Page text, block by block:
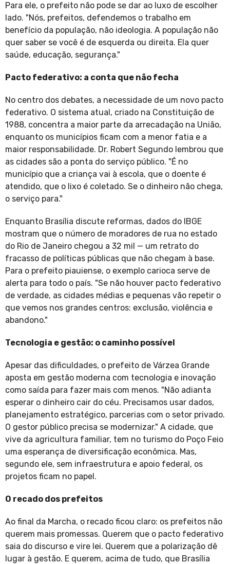
Para ele, o prefeito não pode se dar ao luxo de escolher
lado. "Nós, prefeitos, defendemos o trabalho em
benefício da população, não ideologia. A população não
quer saber se você é de esquerda ou direita. Ela quer
saúde, educação, segurança."
Pacto federativo: a conta que não fecha
No centro dos debates, a necessidade de um novo pacto
federativo. O sistema atual, criado na Constituição de
1988, concentra a maior parte da arrecadação na União,
enquanto os municípios ficam com a menor fatia e a
maior responsabilidade. Dr. Robert Segundo lembrou que
as cidades são a ponta do serviço público. "É no
município que a criança vai à escola, que o doente é
atendido, que o lixo é coletado. Se o dinheiro não chega,
o serviço para."
Enquanto Brasília discute reformas, dados do IBGE
mostram que o número de moradores de rua no estado
do Rio de Janeiro chegou a 32 mil — um retrato do
fracasso de políticas públicas que não chegam à base.
Para o prefeito piauiense, o exemplo carioca serve de
alerta para todo o país. "Se não houver pacto federativo
de verdade, as cidades médias e pequenas vão repetir o
que vemos nos grandes centros: exclusão, violência e
abandono."
Tecnologia e gestão: o caminho possível
Apesar das dificuldades, o prefeito de Várzea Grande
aposta em gestão moderna com tecnologia e inovação
como saída para fazer mais com menos. "Não adianta
esperar o dinheiro cair do céu. Precisamos usar dados,
planejamento estratégico, parcerias com o setor privado.
O gestor público precisa se modernizar." A cidade, que
vive da agricultura familiar, tem no turismo do Poço Feio
uma esperança de diversificação econômica. Mas,
segundo ele, sem infraestrutura e apoio federal, os
projetos ficam no papel.
O recado dos prefeitos
Ao final da Marcha, o recado ficou claro: os prefeitos não
querem mais promessas. Querem que o pacto federativo
saia do discurso e vire lei. Querem que a polarização dê
lugar à gestão. E querem, acima de tudo, que Brasília